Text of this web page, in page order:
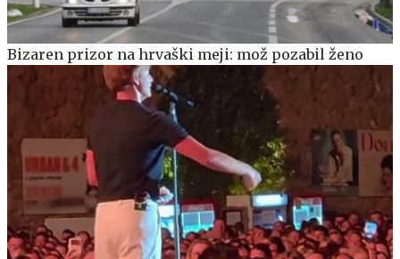
Bizaren prizor na hrvaški meji: mož pozabil ženo